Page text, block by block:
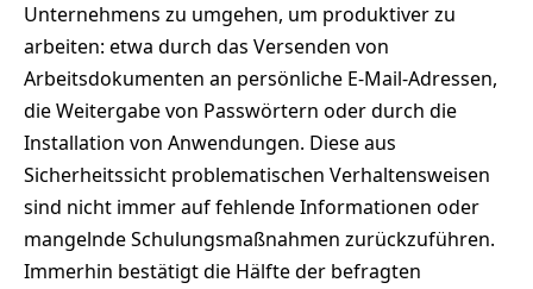
Unternehmens zu umgehen, um produktiver zu
arbeiten: etwa durch das Versenden von
Arbeitsdokumenten an persönliche E-Mail-Adressen,
die Weitergabe von Passwörtern oder durch die
Installation von Anwendungen. Diese aus
Sicherheitssicht problematischen Verhaltensweisen
sind nicht immer auf fehlende Informationen oder
mangelnde Schulungsmaßnahmen zurückzuführen.
Immerhin bestätigt die Hälfte der befragten